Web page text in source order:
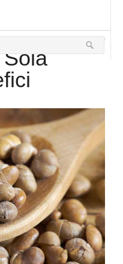
Salute
Bellezza
Fitness
Relax
Viaggi & Vacanze
06 Ottobre 2019